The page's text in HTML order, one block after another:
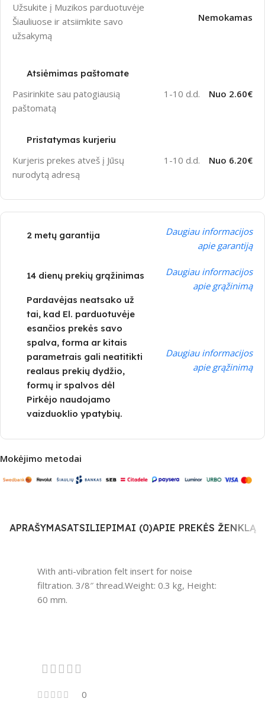
Užsukite į Muzikos parduotuvėje
Šiauliuose ir atsiimkite savo
užsakymą
Nemokamas
Atsiėmimas paštomate
Pasirinkite sau patogiausią
paštomatą
1-10 d.d. Nuo 2.60€
Pristatymas kurjeriu
Kurjeris prekes atveš į Jūsų
nurodytą adresą
1-10 d.d. Nuo 6.20€
2 metų garantija
Daugiau informacijos
apie garantiją
14 dienų prekių grąžinimas
Daugiau informacijos
apie grąžinimą
Pardavėjas neatsako už
tai, kad El. parduotuvėje
esančios prekės savo
spalva, forma ar kitais
parametrais gali neatitikti
realaus prekių dydžio,
formų ir spalvos dėl
Pirkėjo naudojamo
vaizduoklio ypatybių.
Daugiau informacijos
apie grąžinimą
Mokėjimo metodai
APRAŠYMASATSILIEPIMAI (0)APIE PREKĖS ŽENKLĄ
With anti-vibration felt insert for noise
filtration. 3/8″ thread.Weight: 0.3 kg, Height:
60 mm.
0